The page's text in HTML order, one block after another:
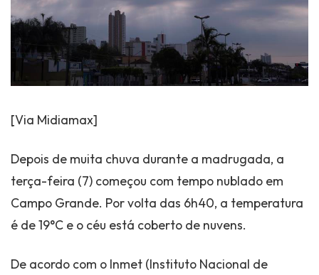
[Via Midiamax]
Depois de muita chuva durante a madrugada, a
terça-feira (7) começou com tempo nublado em
Campo Grande. Por volta das 6h40, a temperatura
é de 19°C e o céu está coberto de nuvens.
De acordo com o Inmet (Instituto Nacional de